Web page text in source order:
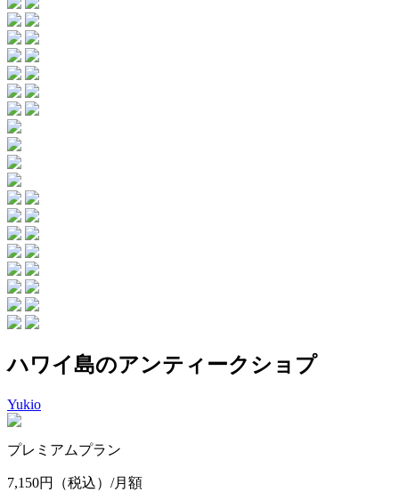
ハワイ島のアンティークショプ
Yukio
プレミアムプラン
7,150円
（税込）/月額